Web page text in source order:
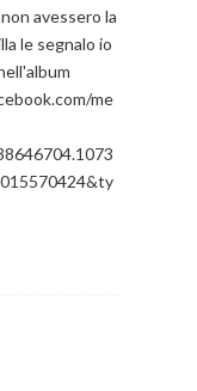
avessero la
le segnalo io
me